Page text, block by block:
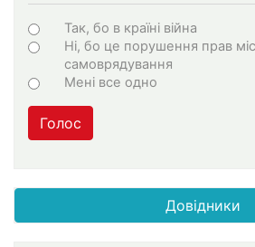
Варіанти
Так, бо в країні війна
Ні, бо це порушення прав
самоврядування
Мені все одно
Голос
Довідники